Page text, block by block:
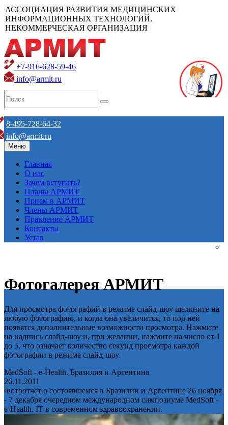
АССОЦИАЦИЯ РАЗВИТИЯ МЕДИЦИНСКИХ
ИНФОРМАЦИОННЫХ ТЕХНОЛОГИЙ.
НЕКОММЕРЧЕСКАЯ ОРГАНИЗАЦИЯ
+7-916-628-59-46
info@armit.ru
8-495-728-64-32
info@armit.ru
Меню
Главная
О нас
Зачем вступать?
Планы АРМИТ
Прием в АРМИТ
Члены АРМИТ
Правление АРМИТ
Контакты
Устав
Фотогалерея АРМИТ
Для просмотра фотографий в режиме слайд-шоу щелкните на
любую фотографию, и когда она увеличится, то под ней
появятся дополнительные возможности просмотра. Нажмите
на надпись слайд-шоу и, при желании, нажмите на число от 1
до 5, что означает количество секунд просмотра каждой
фотографии в режиме слайд-шоу.
MedSoft - e-Health. Бразилия и Аргентина
26.11.2011
Фотоотчет о состоявшемся в Бразилии и Аргентине 26 ноября
- 7 декабря очередном международном симпозиуме MedSoft -
e-Health. IT в современном здравоохранении.